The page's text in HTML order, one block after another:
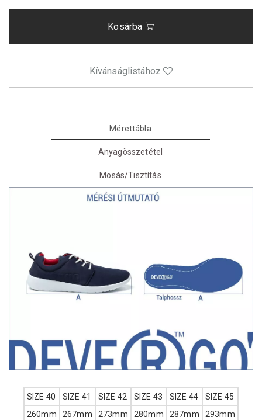
Kosárba
Kívánságlistához
Mérettábla
Anyagösszetétel
Mosás/Tisztítás
SIZE 40 SIZE 41 SIZE 42 SIZE 43 SIZE 44
SIZE 45
260mm
267mm 273mm 280mm 287mm 293mm